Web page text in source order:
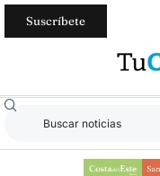
Suscríbete